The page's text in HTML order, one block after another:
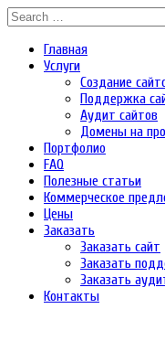
Главная
Услуги
Создание
Поддержка
Аудит сайтов
Домены на
Портфолио
FAQ
Полезные статьи
Коммерческое
Цены
Заказать
Заказать сайт
Заказать
Заказать
Контакты